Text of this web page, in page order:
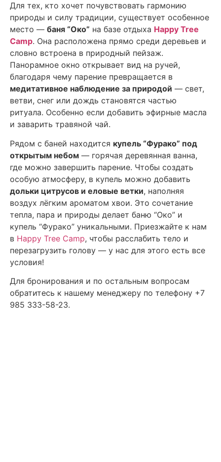
Для тех, кто хочет почувствовать гармонию
природы и силу традиции, существует особенное
место — баня “Око” на базе отдыха Happy Tree
Camp. Она расположена прямо среди деревьев и
словно встроена в природный пейзаж.
Панорамное окно открывает вид на ручей,
благодаря чему парение превращается в
медитативное наблюдение за природой — свет,
ветви, снег или дождь становятся частью
ритуала. Особенно если добавить эфирные масла
и заварить травяной чай.
Рядом с баней находится купель “Фурако” под
открытым небом — горячая деревянная ванна,
где можно завершить парение. Чтобы создать
особую атмосферу, в купель можно добавить
дольки цитрусов и еловые ветки, наполняя
воздух лёгким ароматом хвои. Это сочетание
тепла, пара и природы делает баню “Око” и
купель “Фурако” уникальными. Приезжайте к нам
в Happy Tree Camp, чтобы расслабить тело и
перезагрузить голову — у нас для этого есть все
условия!
Для бронирования и по остальным вопросам
обратитесь к нашему менеджеру по телефону +7
985 333-58-23.